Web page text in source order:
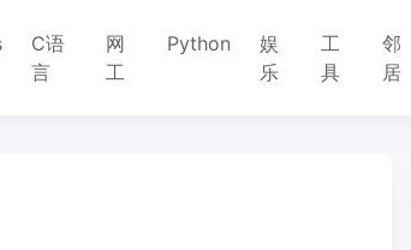
C语
言
网
工
Python
娱
乐
工
具
邻
居